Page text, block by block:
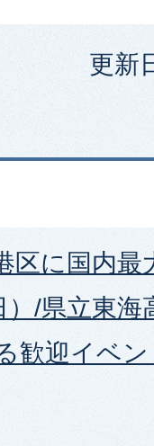
更新
区に国内最
）/県立東海
歓迎イベ